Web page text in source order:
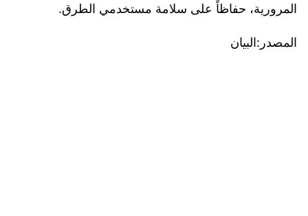
المرورية، حفاظاً على سلامة مستخدمي الطرق.
المصدر:البيان